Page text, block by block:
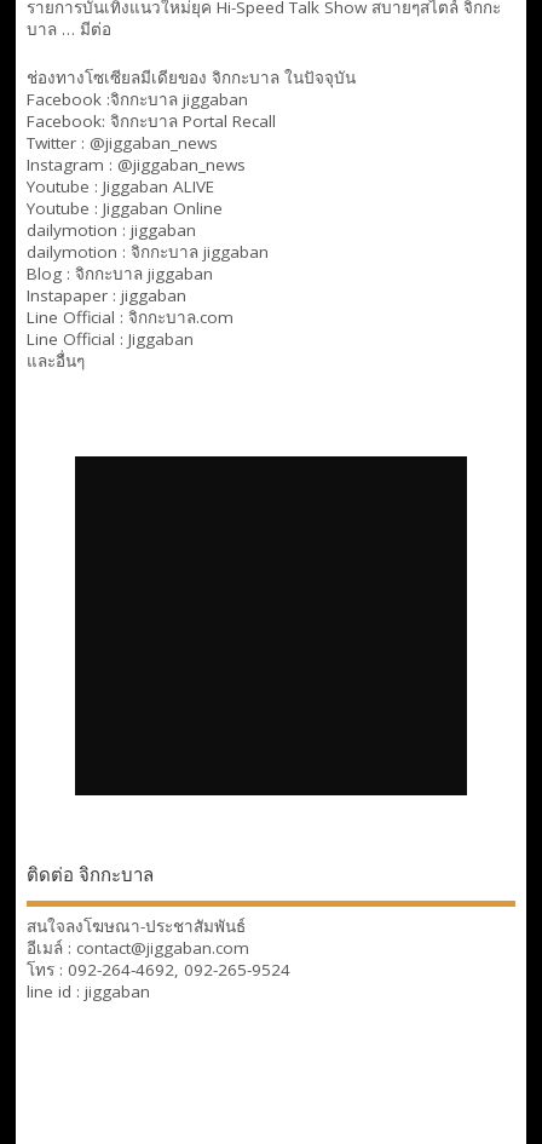
รายการบันเทิงแนวใหม่ยุค Hi-Speed Talk Show สบายๆสไตล์ จิกกะ
บาล … มีต่อ
ช่องทางโซเซียลมีเดียของ จิกกะบาล ในปัจจุบัน
Facebook :จิกกะบาล jiggaban
Facebook: จิกกะบาล Portal Recall
Twitter : @jiggaban_news
Instagram : @jiggaban_news
Youtube : Jiggaban ALIVE
Youtube : Jiggaban Online
dailymotion : jiggaban
dailymotion : จิกกะบาล jiggaban
Blog : จิกกะบาล jiggaban
Instapaper : jiggaban
Line Official : จิกกะบาล.com
Line Official : Jiggaban
และอื่นๆ
ติดต่อ จิกกะบาล
สนใจลงโฆษณา-ประชาสัมพันธ์
อีเมล์ : contact@jiggaban.com
โทร : 092-264-4692, 092-265-9524
line id : jiggaban